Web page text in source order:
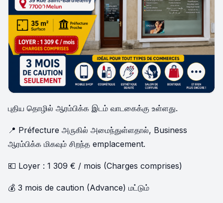
புதிய தொழில் ஆரம்பிக்க இடம் வாடகைக்கு உள்ளது.
📍 Préfecture அருகில் அமைந்துள்ளதால், Business
ஆரம்பிக்க மிகவும் சிறந்த emplacement.
💶 Loyer : 1 309 € / mois (Charges comprises)
💰 3 mois de caution (Advance) மட்டும்